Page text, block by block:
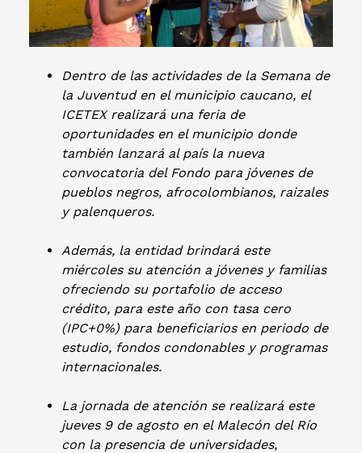
Dentro de las actividades de la Semana de
la Juventud en el municipio caucano, el
ICETEX realizará una feria de
oportunidades en el municipio donde
también lanzará al país la nueva
convocatoria del Fondo para jóvenes de
pueblos negros, afrocolombianos, raizales
y palenqueros.
Además, la entidad brindará este
miércoles su atención a jóvenes y familias
ofreciendo su portafolio de acceso
crédito, para este año con tasa cero
(IPC+0%) para beneficiarios en periodo de
estudio, fondos condonables y programas
internacionales.
La jornada de atención se realizará este
jueves 9 de agosto en el Malecón del Río
con la presencia de universidades,